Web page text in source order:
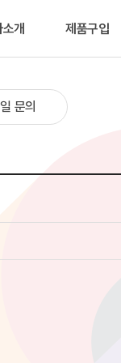
개 제품구입
문의